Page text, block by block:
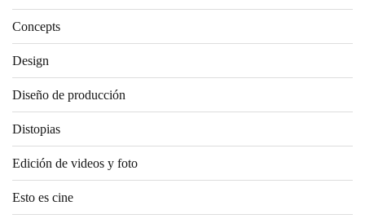
Concepts
Design
Diseño de producción
Distopias
Edición de videos y foto
Esto es cine